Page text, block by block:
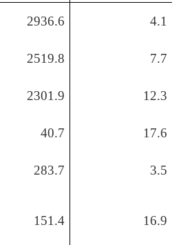
2936.6 4.1
2519.8 7.7
2301.9 12.3
40.7 17.6
283.7 3.5
151.4 16.9